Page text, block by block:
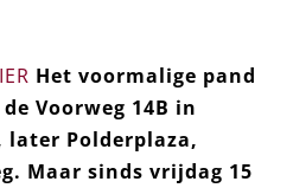
Het voormalige pand
Voorweg 14B in
later Polderplaza,
Maar sinds vrijdag 15